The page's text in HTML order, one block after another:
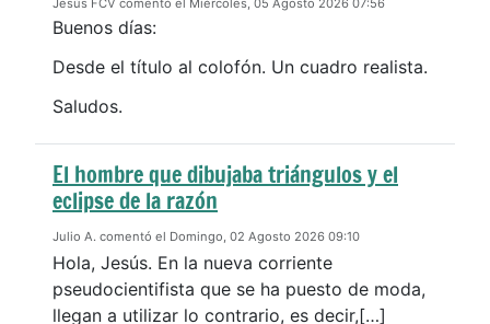
Jesús FCV comentó el Miércoles, 05 Agosto 2026 07:56
Buenos días:
Desde el título al colofón. Un cuadro realista.
Saludos.
El hombre que dibujaba triángulos y el
eclipse de la razón
Julio A. comentó el Domingo, 02 Agosto 2026 09:10
Hola, Jesús. En la nueva corriente
pseudocientifista que se ha puesto de moda,
llegan a utilizar lo contrario, es decir,[…]